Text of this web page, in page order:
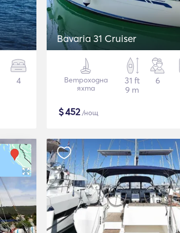
4
Bavaria 31 Cruiser
Ветроходна
яхта
31 ft
9 m
6
$452/нощ